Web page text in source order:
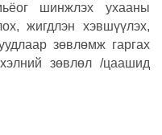
шинжлэх ухааны
жигдлэн хэвшүүлэх,
зөвлөмж гаргах
зөвлөл /цаашид